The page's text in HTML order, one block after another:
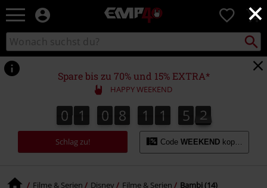
×
EMP
Merchandise
-
Shop
Rock
&
Entertainment
0
Katalog
durchsuchen
suchen
Spare bis zu 70% und 15% EXTRA*
HAPPY WEEKEND
0
0 1
1 0
0 8
8 1
1 1
1 5
5 1
2
1
3
2
Schlag zu! Code WEEKEND kopieren
Filme & Serien Disney Filme & Serien Bambi (14)